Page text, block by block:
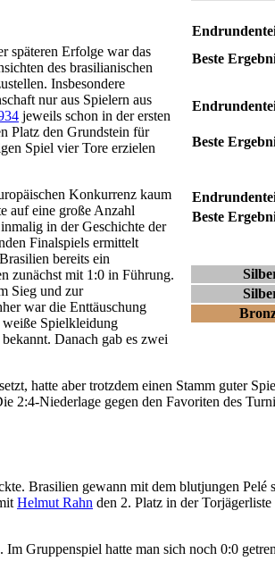
Beste
Beste
Beste
späteren Erfolge war das
des brasilianischen
Insbesondere
nur aus Spielern aus
jeweils schon in der ersten
Platz den Grundstein für
Spiel vier Tore erzielen
Konkurrenz kaum
auf eine große Anzahl
in der Geschichte der
Finalspiels ermittelt
bereits ein
zunächst mit 1:0 in Führung.
Sieg und zur
war die Enttäuschung
weiße Spielkleidung
bekannt. Danach gab es zwei
hatte aber trotzdem einen Stamm guter
2:4-Niederlage gegen den Favoriten des
Brasilien gewann mit dem blutjungen Pelé
Helmut Rahn den 2. Platz in der
Gruppenspiel hatte man sich noch 0:0